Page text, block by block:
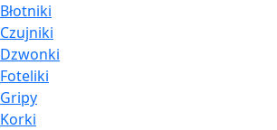
Błotniki
Czujniki
Dzwonki
Foteliki
Gripy
Korki